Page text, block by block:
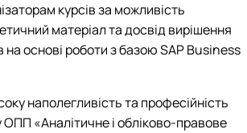
курсів за можливість
матеріал та досвід вирішення
на основі роботи з базою SAP Business
наполегливість та професійність
ОПП «Аналітичне іобліково-правове